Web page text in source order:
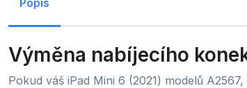
Popis
Výměna nabíjecího
Pokud váš iPad Mini 6 (2021) modelů